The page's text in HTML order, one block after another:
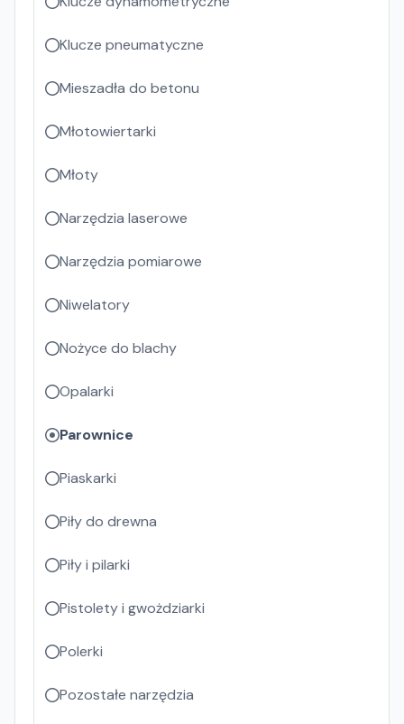
Klucze pneumatyczne
Mieszadła do betonu
Młotowiertarki
Młoty
Narzędzia laserowe
Narzędzia pomiarowe
Niwelatory
Nożyce do blachy
Opalarki
Parownice
Piaskarki
Piły do drewna
Piły i pilarki
Pistolety i gwożdziarki
Polerki
Pozostałe narzędzia